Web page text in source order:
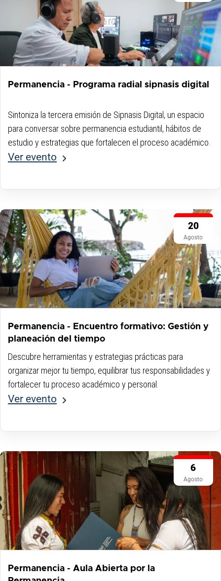
Permanencia - Programa radial sipnasis digital
Sintoniza la tercera emisión de Sipnasis Digital, un espacio
para conversar sobre permanencia estudiantil, hábitos de
estudio y estrategias que fortalecen el proceso académico.
Ver evento
20
Agosto
Permanencia - Encuentro formativo: Gestión y
planeación del tiempo
Descubre herramientas y estrategias prácticas para
organizar mejor tu tiempo, equilibrar tus responsabilidades y
fortalecer tu proceso académico y personal.
Ver evento
6
Agosto
Permanencia - Aula Abierta por la